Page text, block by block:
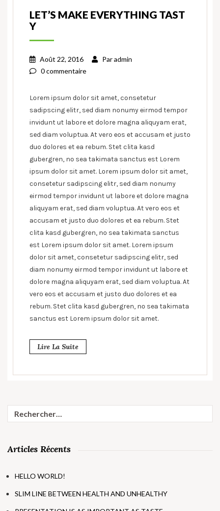
LET’S MAKE EVERYTHING TAST
Y
Août 22, 2016 Paradmin
0 commentaire
Lorem ipsum dolor sit amet, consetetur
sadipscing elitr, sed diam nonumy eirmod tempor
invidunt ut labore et dolore magna aliquyam erat,
sed diam voluptua. At vero eos et accusam et justo
duo dolores et ea rebum. Stet clita kasd
gubergren, no sea takimata sanctus est Lorem
ipsum dolor sit amet. Lorem ipsum dolor sit amet,
consetetur sadipscing elitr, sed diam nonumy
eirmod tempor invidunt ut labore et dolore magna
aliquyam erat, sed diam voluptua. At vero eos et
accusam et justo duo dolores et ea rebum. Stet
clita kasd gubergren, no sea takimata sanctus
est Lorem ipsum dolor sit amet. Lorem ipsum
dolor sit amet, consetetur sadipscing elitr, sed
diam nonumy eirmod tempor invidunt ut labore et
dolore magna aliquyam erat, sed diam voluptua. At
vero eos et accusam et justo duo dolores et ea
rebum. Stet clita kasd gubergren, no sea takimata
sanctus est Lorem ipsum dolor sit amet.
Lire La Suite
Articles Récents
HELLO WORLD!
SLIM LINE BETWEEN HEALTH AND UNHEALTHY